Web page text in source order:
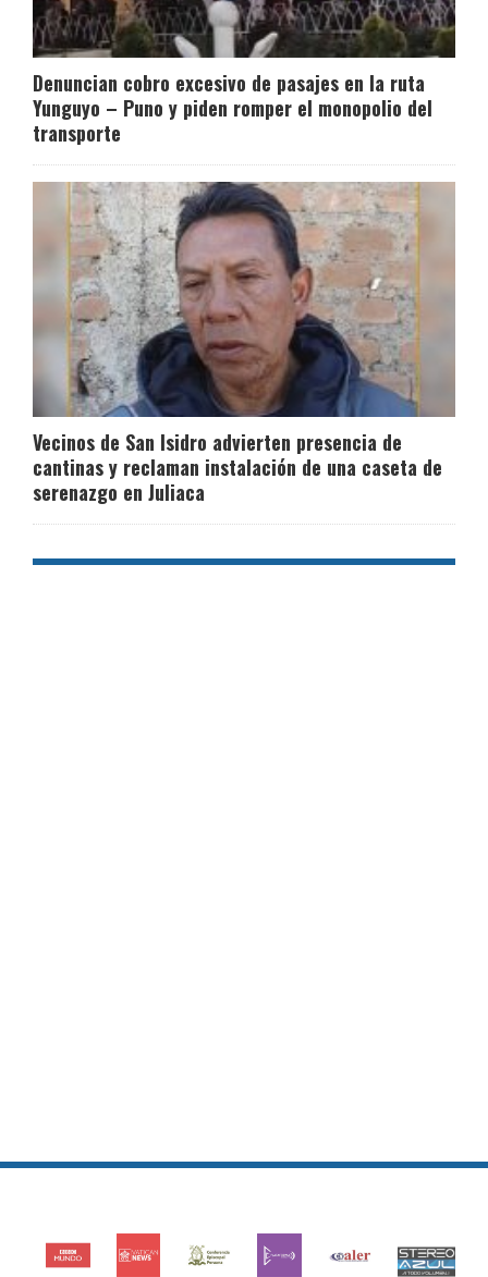
Denuncian cobro excesivo de pasajes en la ruta
Yunguyo – Puno y piden romper el monopolio del
transporte
Vecinos de San Isidro advierten presencia de
cantinas y reclaman instalación de una caseta de
serenazgo en Juliaca